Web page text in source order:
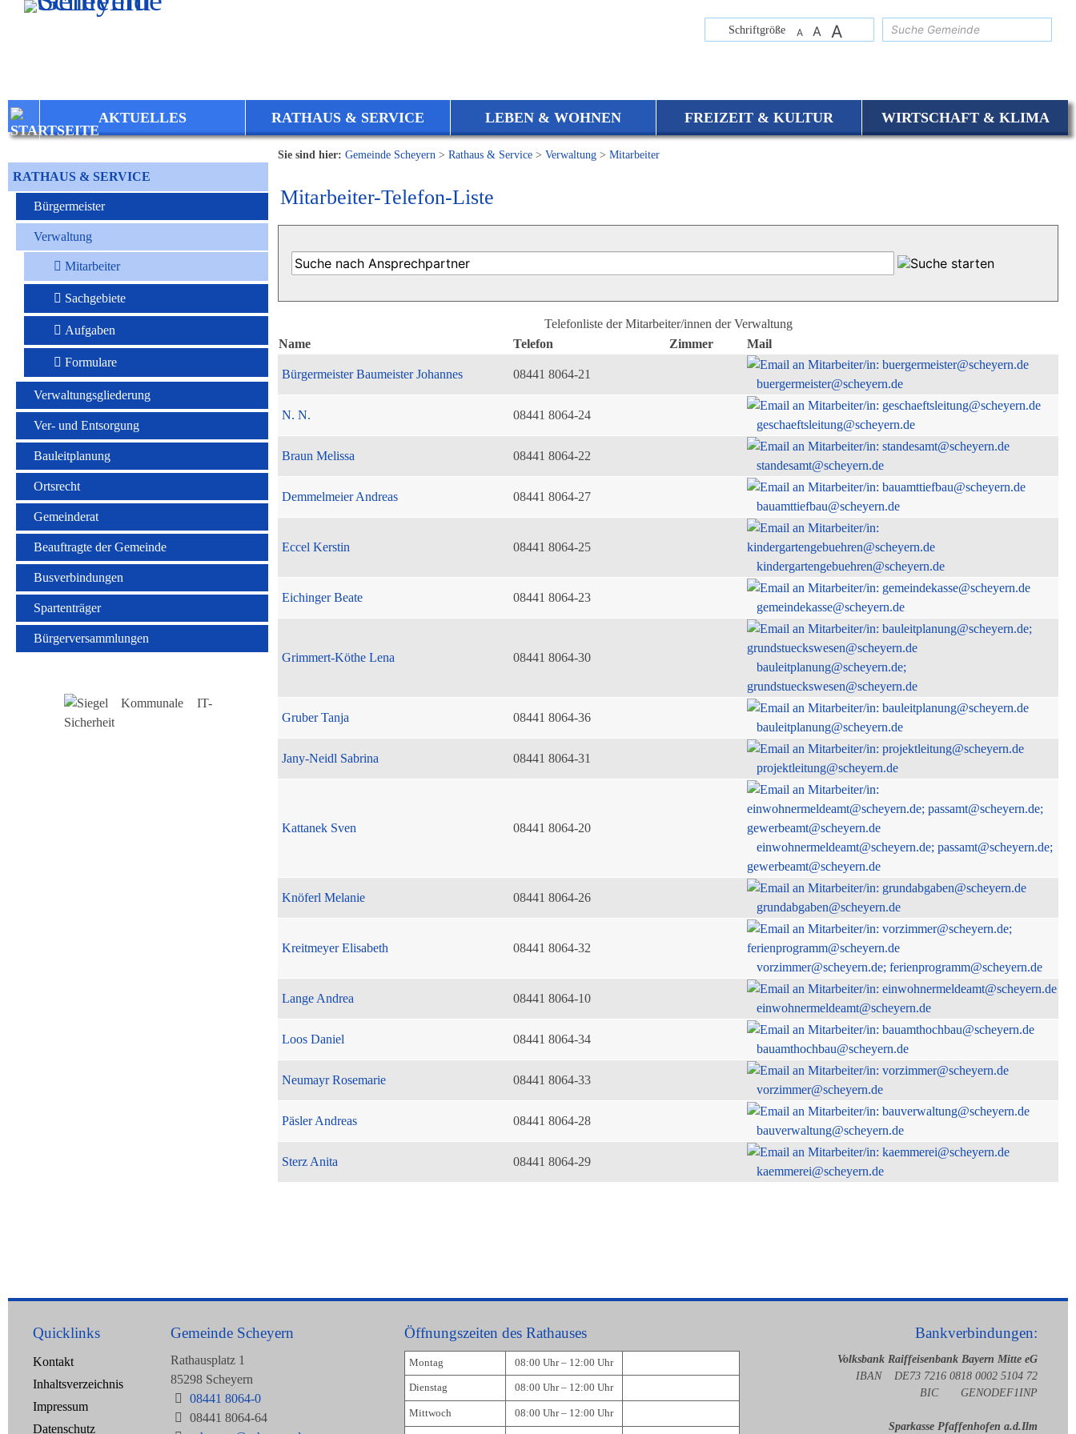
Zum Inhalt,zur Navigationoder
Schriftgröße A A A
AKTUELLES RATHAUS & SERVICE LEBEN & WOHNEN FREIZEIT & KULTUR WIRTSCHAFT & KLIMA
RATHAUS & SERVICE
Bürgermeister
Verwaltung
Mitarbeiter
Sachgebiete
Aufgaben
Formulare
Verwaltungsgliederung
Ver- und Entsorgung
Bauleitplanung
Ortsrecht
Gemeinderat
Beauftragte der Gemeinde
Busverbindungen
Spartenträger
Bürgerversammlungen
Sie sind hier: Gemeinde Scheyern > Rathaus & Service > Verwaltung > Mitarbeiter
Mitarbeiter-Telefon-Liste
Telefonliste der Mitarbeiter/innen der Verwaltung
Name
Telefon Zimmer Mail
Bürgermeister Baumeister Johannes 08441 8064-21
buergermeister@scheyern.de
N. N. 08441 8064-24
geschaeftsleitung@scheyern.de
Braun Melissa 08441 8064-22
standesamt@scheyern.de
Demmelmeier Andreas 08441 8064-27
bauamttiefbau@scheyern.de
Eccel Kerstin
08441 8064-25
kindergartengebuehren@scheyern.de
Eichinger Beate 08441 8064-23
gemeindekasse@scheyern.de
Grimmert-Köthe Lena 08441 8064-30
bauleitplanung@scheyern.de;
grundstueckswesen@scheyern.de
Gruber Tanja 08441 8064-36
bauleitplanung@scheyern.de
Jany-Neidl Sabrina 08441 8064-31
projektleitung@scheyern.de
Kattanek Sven
08441 8064-20
einwohnermeldeamt@scheyern.de; passamt@scheyern.de;
gewerbeamt@scheyern.de
Knöferl Melanie 08441 8064-26
grundabgaben@scheyern.de
Kreitmeyer Elisabeth
08441 8064-32
vorzimmer@scheyern.de; ferienprogramm@scheyern.de
Lange Andrea 08441 8064-10
einwohnermeldeamt@scheyern.de
Loos Daniel 08441 8064-34
bauamthochbau@scheyern.de
Neumayr Rosemarie 08441 8064-33
vorzimmer@scheyern.de
Päsler Andreas 08441 8064-28
bauverwaltung@scheyern.de
Sterz Anita 08441 8064-29
kaemmerei@scheyern.de
Quicklinks
Kontakt
Inhaltsverzeichnis
Impressum
Datenschutz
Gemeinde Scheyern
Rathausplatz 1
85298 Scheyern
08441 8064-0
08441 8064-64
Öffnungszeiten des Rathauses
Montag 08:00 Uhr – 12:00 Uhr
Dienstag 08:00 Uhr – 12:00 Uhr
Mittwoch 08:00 Uhr – 12:00 Uhr
Bankverbindungen:
Volksbank Raiffeisenbank Bayern Mitte eG
IBAN DE73 7216 0818 0002 5104 72
BIC GENODEF1INP
Sparkasse Pfaffenhofen a.d.Ilm